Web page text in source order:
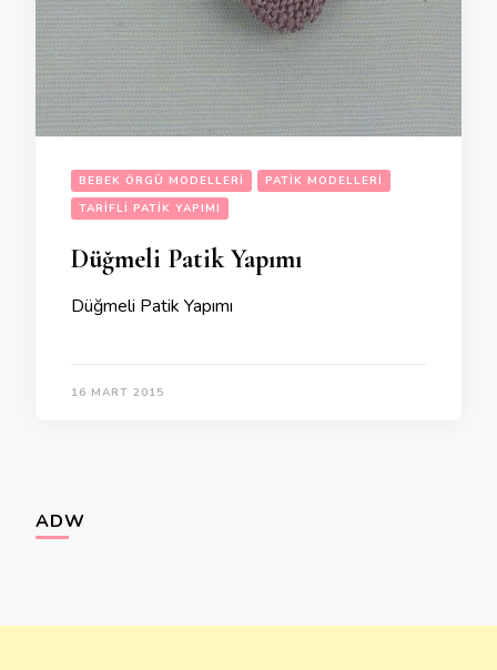
BEBEK ÖRGÜ MODELLERI
PATIK MODELLERI
TARIFLI PATIK YAPIMI
Düğmeli Patik Yapımı
Düğmeli Patik Yapımı
16 MART 2015
ADW